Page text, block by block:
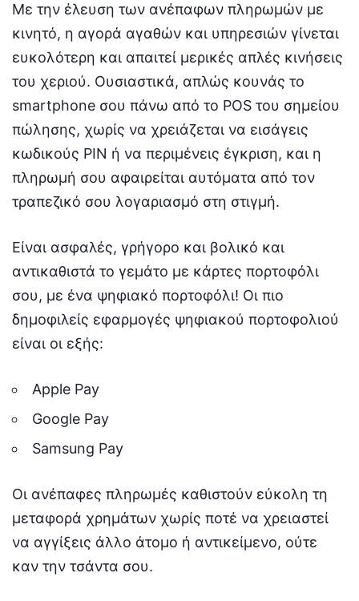
Με την έλευση των ανέπαφων πληρωμών με
κινητό, η αγορά αγαθών και υπηρεσιών γίνεται
ευκολότερη και απαιτεί μερικές απλές κινήσεις
του χεριού. Ουσιαστικά, απλώς κουνάς το
smartphone σου πάνω από το POS του σημείου
πώλησης, χωρίς να χρειάζεται να εισάγεις
κωδικούς PIN ή να περιμένεις έγκριση, και η
πληρωμή σου αφαιρείται αυτόματα από τον
τραπεζικό σου λογαριασμό στη στιγμή.
Είναι ασφαλές, γρήγορο και βολικό και
αντικαθιστά το γεμάτο με κάρτες πορτοφόλι
σου, με ένα ψηφιακό πορτοφόλι! Οι πιο
δημοφιλείς εφαρμογές ψηφιακού πορτοφολιού
είναι οι εξής:
Apple Pay
Google Pay
Samsung Pay
Οι ανέπαφες πληρωμές καθιστούν εύκολη τη
μεταφορά χρημάτων χωρίς ποτέ να χρειαστεί
να αγγίξεις άλλο άτομο ή αντικείμενο, ούτε
καν την τσάντα σου.